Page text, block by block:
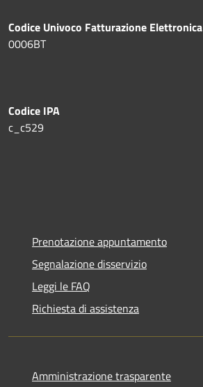
Codice Univoco Fatturazione Elettronica
0006BT
Codice IPA
c_c529
Prenotazione appuntamento
Segnalazione disservizio
Leggi le FAQ
Richiesta di assistenza
Amministrazione trasparente